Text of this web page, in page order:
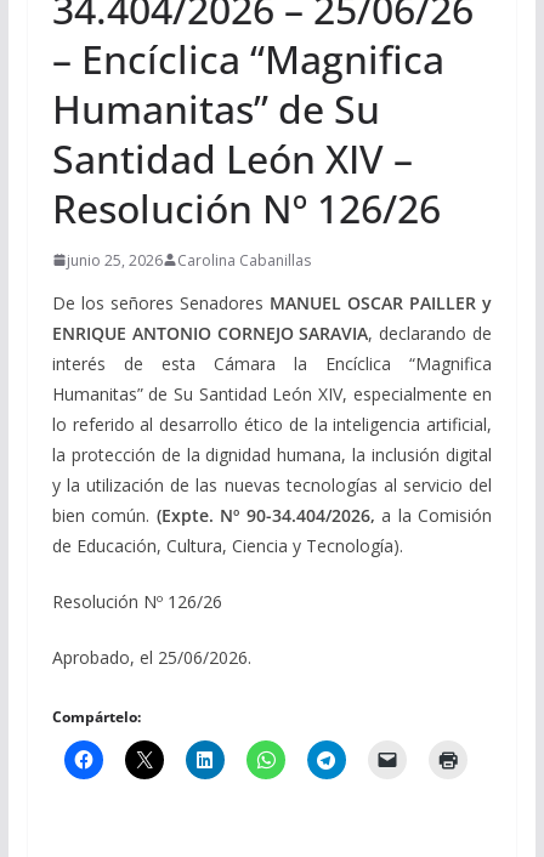
– Encíclica “Magnifica
Humanitas” de Su
Santidad León XIV –
Resolución Nº 126/26
junio 25, 2026 Carolina Cabanillas
De los señores Senadores MANUEL OSCAR PAILLER y
ENRIQUE ANTONIO CORNEJO SARAVIA, declarando de
interés de esta Cámara la Encíclica “Magnifica
Humanitas” de Su Santidad León XIV, especialmente en
lo referido al desarrollo ético de la inteligencia artificial,
la protección de la dignidad humana, la inclusión digital
y la utilización de las nuevas tecnologías al servicio del
bien común. (Expte. Nº 90-34.404/2026,a la Comisión
de Educación, Cultura, Ciencia y Tecnología).
Resolución Nº 126/26
Aprobado, el 25/06/2026.
Compártelo: